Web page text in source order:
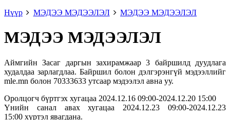
Нүүр
МЭДЭЭ МЭДЭЭЛЭЛ МЭДЭЭ МЭДЭЭЛЭЛ
МЭДЭЭ МЭДЭЭЛЭЛ
Аймгийн Засаг даргын захирамжаар 3 байршилд дуудлага
худалдаа зарлагдлаа. Байршил болон дэлгэрэнгүй мэдээллийг
mle.mn болон 70333633 утсаар мэдээлэл авна уу.
Оролцогч бүртгэх хугацаа 2024.12.16 09:00-2024.12.20 15:00
Үнийн санал авах хугацаа 2024.12.23 09:00-2024.12.23
15:00 хүртэл явагдана.